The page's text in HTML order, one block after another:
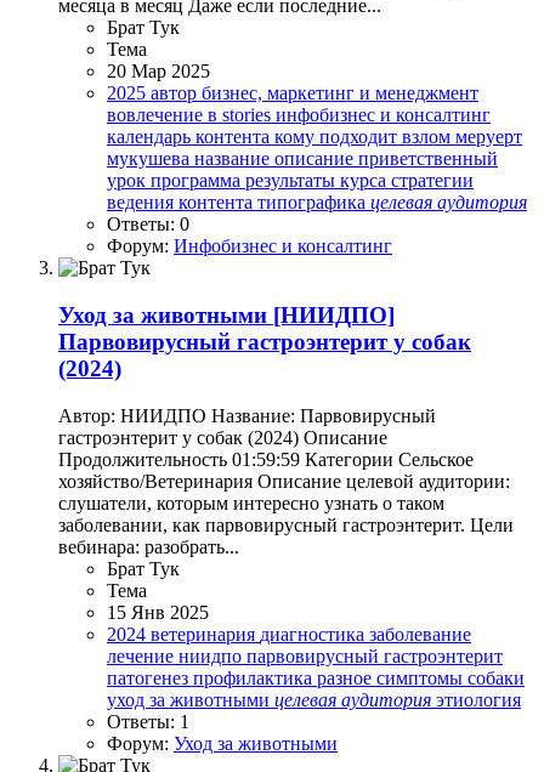
месяца в месяц Даже если последние...
Брат Тук
Тема
20 Мар 2025
2025 автор бизнес, маркетинг и менеджмент
вовлечение в stories инфобизнес и консалтинг
календарь контента кому подходит взлом меруерт
мукушева название описание приветственный
урок программа результаты курса стратегии
ведения контента типографика целевая аудитория
Ответы: 0
Форум: Инфобизнес и консалтинг
Уход за животными [НИИДПО]
Парвовирусный гастроэнтерит у собак
(2024)
Автор: НИИДПО Название: Парвовирусный
гастроэнтерит у собак (2024) Описание
Продолжительность 01:59:59 Категории Сельское
хозяйство/Ветеринария Описание целевой аудитории:
слушатели, которым интересно узнать о таком
заболевании, как парвовирусный гастроэнтерит. Цели
вебинара: разобрать...
Брат Тук
Тема
15 Янв 2025
2024 ветеринария диагностика заболевание
лечение ниидпо парвовирусный гастроэнтерит
патогенез профилактика разное симптомы собаки
уход за животными целевая аудитория этиология
Ответы: 1
Форум: Уход за животными